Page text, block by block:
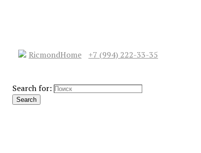
RicmondHome +7 (994) 222-33-35
Search for:
Search